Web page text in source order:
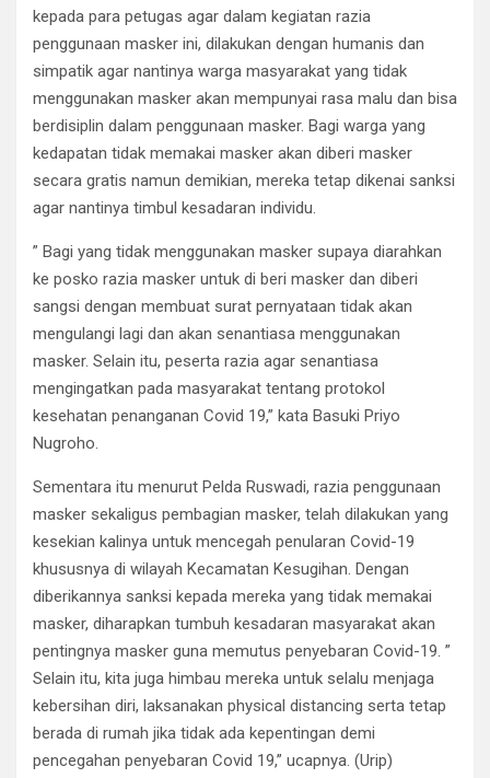
kepada para petugas agar dalam kegiatan razia
penggunaan masker ini, dilakukan dengan humanis dan
simpatik agar nantinya warga masyarakat yang tidak
menggunakan masker akan mempunyai rasa malu dan bisa
berdisiplin dalam penggunaan masker. Bagi warga yang
kedapatan tidak memakai masker akan diberi masker
secara gratis namun demikian, mereka tetap dikenai sanksi
agar nantinya timbul kesadaran individu.
” Bagi yang tidak menggunakan masker supaya diarahkan
ke posko razia masker untuk di beri masker dan diberi
sangsi dengan membuat surat pernyataan tidak akan
mengulangi lagi dan akan senantiasa menggunakan
masker. Selain itu, peserta razia agar senantiasa
mengingatkan pada masyarakat tentang protokol
kesehatan penanganan Covid 19,” kata Basuki Priyo
Nugroho.
Sementara itu menurut Pelda Ruswadi, razia penggunaan
masker sekaligus pembagian masker, telah dilakukan yang
kesekian kalinya untuk mencegah penularan Covid-19
khususnya di wilayah Kecamatan Kesugihan. Dengan
diberikannya sanksi kepada mereka yang tidak memakai
masker, diharapkan tumbuh kesadaran masyarakat akan
pentingnya masker guna memutus penyebaran Covid-19. ”
Selain itu, kita juga himbau mereka untuk selalu menjaga
kebersihan diri, laksanakan physical distancing serta tetap
berada di rumah jika tidak ada kepentingan demi
pencegahan penyebaran Covid 19,” ucapnya. (Urip)